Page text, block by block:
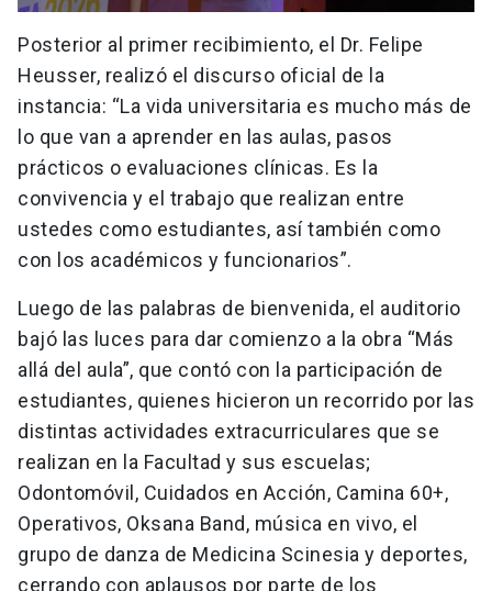
Posterior al primer recibimiento, el Dr. Felipe
Heusser, realizó el discurso oficial de la
instancia: “La vida universitaria es mucho más de
lo que van a aprender en las aulas, pasos
prácticos o evaluaciones clínicas. Es la
convivencia y el trabajo que realizan entre
ustedes como estudiantes, así también como
con los académicos y funcionarios”.
Luego de las palabras de bienvenida, el auditorio
bajó las luces para dar comienzo a la obra “Más
allá del aula”, que contó con la participación de
estudiantes, quienes hicieron un recorrido por las
distintas actividades extracurriculares que se
realizan en la Facultad y sus escuelas;
Odontomóvil, Cuidados en Acción, Camina 60+,
Operativos, Oksana Band, música en vivo, el
grupo de danza de Medicina Scinesia y deportes,
cerrando con aplausos por parte de los